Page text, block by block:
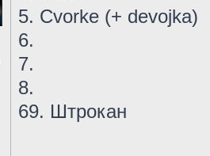
5. Cvorke (+ devojka)
6.
7.
8.
69. Штрокан